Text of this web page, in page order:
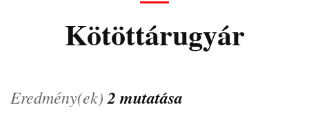
Kötöttárugyár
Eredmény(ek) 2 mutatása